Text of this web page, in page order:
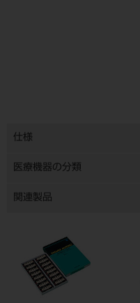
仕様
医療機器の分類
関連製品